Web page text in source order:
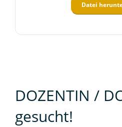
Datei
DOZENTIN /
gesucht!